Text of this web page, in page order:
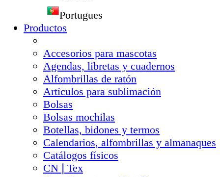
Portugues
Productos
Accesorios para mascotas
Agendas, libretas y cuadernos
Alfombrillas de ratón
Artículos para sublimación
Bolsas
Bolsas mochilas
Botellas, bidones y termos
Calendarios, alfombrillas y almanaques
Catálogos físicos
CN❘Tex